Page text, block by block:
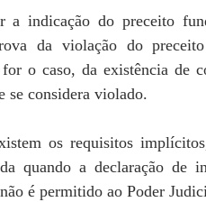
indicação do preceito
da violação do
o caso, da existência de
se considera violado.
os requisitos
quando a declaração de
é permitido ao Poder